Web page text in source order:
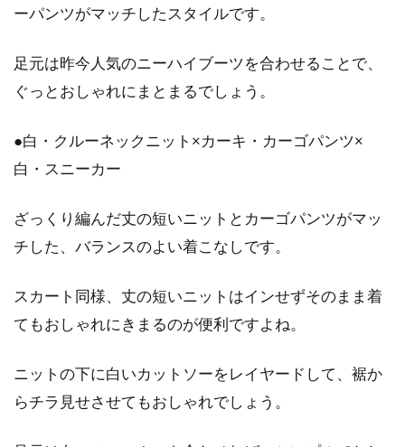
ーパンツがマッチしたスタイルです。
足元は昨今人気のニーハイブーツを合わせることで、
ぐっとおしゃれにまとまるでしょう。
●白・クルーネックニット×カーキ・カーゴパンツ×
白・スニーカー
ざっくり編んだ丈の短いニットとカーゴパンツがマッ
チした、バランスのよい着こなしです。
スカート同様、丈の短いニットはインせずそのまま着
てもおしゃれにきまるのが便利ですよね。
ニットの下に白いカットソーをレイヤードして、裾か
らチラ見せさせてもおしゃれでしょう。